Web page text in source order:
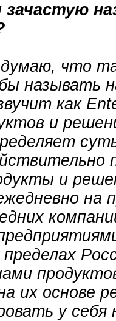
что
называть
как
и
и
на
их основе
у себя